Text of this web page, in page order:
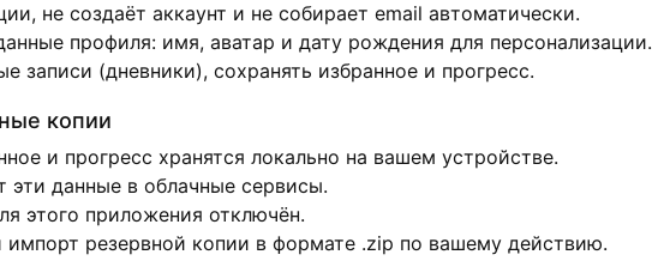
не создаёт аккаунт и не собирает email автоматически.
профиля: имя, аватар и дату рождения для персонализации.
записи (дневники), сохранять избранное и прогресс.
копии
и прогресс хранятся локально на вашем устройстве.
эти данные в облачные сервисы.
этого приложения отключён.
импорт резервной копии в формате .zip по вашему действию.